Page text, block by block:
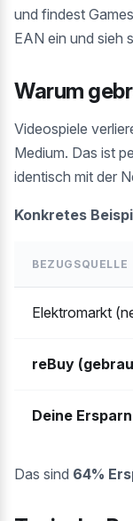
und findest
EAN ein und sieh
Warum
Videospiele
Medium. Das ist
identisch mit der
Konkretes
BEZUGSQUELLE
Elektromarkt
reBuy
Deine
Das sind 64%